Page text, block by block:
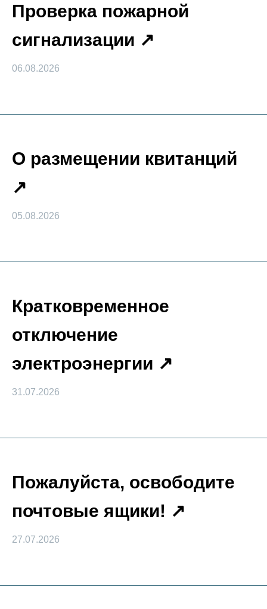
Проверка пожарной
сигнализации
06.08.2026
О размещении квитанций
05.08.2026
Кратковременное
отключение
электроэнергии
31.07.2026
Пожалуйста, освободите
почтовые ящики!
27.07.2026